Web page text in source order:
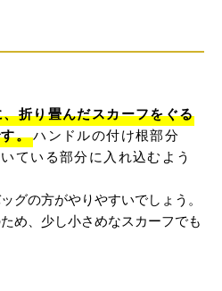
折り畳んだスカーフをぐる
。ハンドルの付け根部分
ている部分に入れ込むよう
グの方がやりやすいでしょう。
め、少し小さめなスカーフでも